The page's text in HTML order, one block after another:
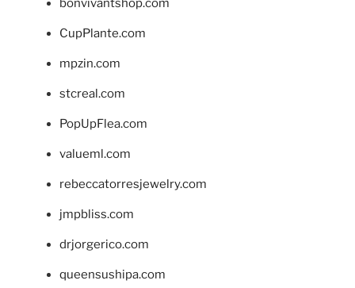
bonvivantshop.com
CupPlante.com
mpzin.com
stcreal.com
PopUpFlea.com
valueml.com
rebeccatorresjewelry.com
jmpbliss.com
drjorgerico.com
queensushipa.com